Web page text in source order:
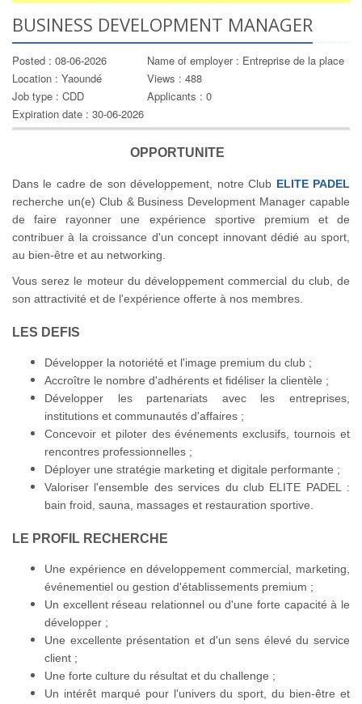
BUSINESS DEVELOPMENT MANAGER
Posted : 08-06-2026
Name of employer : Entreprise de la place
Location : Yaoundé
Views : 488
Job type : CDD
Applicants : 0
Expiration date : 30-06-2026
OPPORTUNITE
Dans le cadre de son développement, notre Club ELITE PADEL
recherche un(e) Club & Business Development Manager capable
de faire rayonner une expérience sportive premium et de
contribuer à la croissance d'un concept innovant dédié au sport,
au bien-être et au networking.
Vous serez le moteur du développement commercial du club, de
son attractivité et de l'expérience offerte à nos membres.
LES DEFIS
Développer la notoriété et l'image premium du club ;
Accroître le nombre d'adhérents et fidéliser la clientèle ;
Développer les partenariats avec les entreprises,
institutions et communautés d'affaires ;
Concevoir et piloter des événements exclusifs, tournois et
rencontres professionnelles ;
Déployer une stratégie marketing et digitale performante ;
Valoriser l'ensemble des services du club ELITE PADEL :
bain froid, sauna, massages et restauration sportive.
LE PROFIL RECHERCHE
Une expérience en développement commercial, marketing,
événementiel ou gestion d'établissements premium ;
Un excellent réseau relationnel ou d'une forte capacité à le
développer ;
Une excellente présentation et d'un sens élevé du service
client ;
Une forte culture du résultat et du challenge ;
Un intérêt marqué pour l'univers du sport, du bien-être et